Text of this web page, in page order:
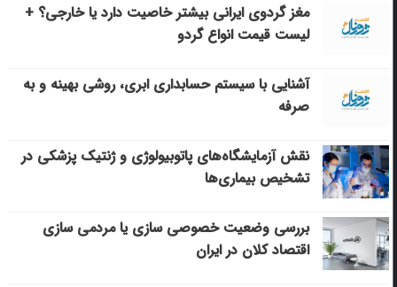
مغز گردوی ایرانی بیشتر خاصیت دارد یا خارجی؟ +
لیست قیمت انواع گردو
آشنایی با سیستم حسابداری ابری، روشی بهینه و به
صرفه
نقش آزمایشگاه‌های پاتوبیولوژی و ژنتیک پزشکی در
تشخیص بیماری‌ها
بررسی وضعیت خصوصی سازی یا مردمی سازی
اقتصاد کلان در ایران